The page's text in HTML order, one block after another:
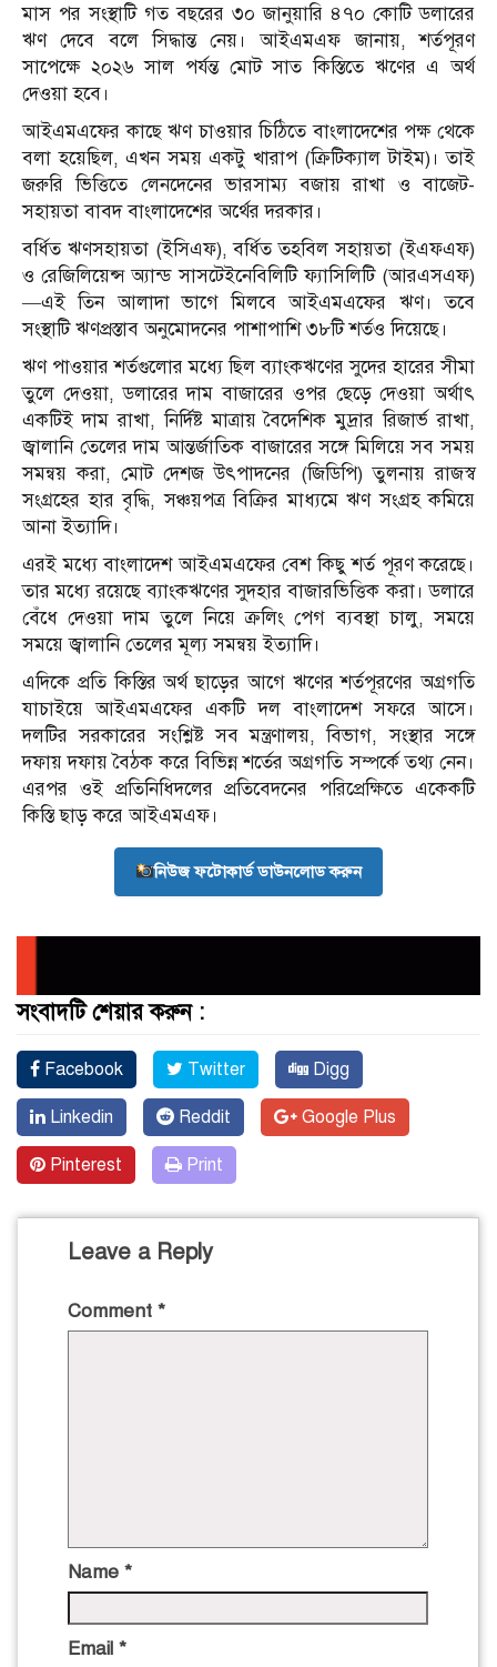
মাস পর সংস্থাটি গত বছরের ৩০ জানুয়ারি ৪৭০ কোটি ডলারের
ঋণ দেবে বলে সিদ্ধান্ত নেয়। আইএমএফ জানায়, শর্তপূরণ
সাপেক্ষে ২০২৬ সাল পর্যন্ত মোট সাত কিস্তিতে ঋণের এ অর্থ
দেওয়া হবে।
আইএমএফের কাছে ঋণ চাওয়ার চিঠিতে বাংলাদেশের পক্ষ থেকে
বলা হয়েছিল, এখন সময় একটু খারাপ (ক্রিটিক্যাল টাইম)। তাই
জরুরি ভিত্তিতে লেনদেনের ভারসাম্য বজায় রাখা ও বাজেট-
সহায়তা বাবদ বাংলাদেশের অর্থের দরকার।
বর্ধিত ঋণসহায়তা (ইসিএফ), বর্ধিত তহবিল সহায়তা (ইএফএফ)
ও রেজিলিয়েন্স অ্যান্ড সাসটেইনেবিলিটি ফ্যাসিলিটি (আরএসএফ)
—এই তিন আলাদা ভাগে মিলবে আইএমএফের ঋণ। তবে
সংস্থাটি ঋণপ্রস্তাব অনুমোদনের পাশাপাশি ৩৮টি শর্তও দিয়েছে।
ঋণ পাওয়ার শর্তগুলোর মধ্যে ছিল ব্যাংকঋণের সুদের হারের সীমা
তুলে দেওয়া, ডলারের দাম বাজারের ওপর ছেড়ে দেওয়া অর্থাৎ
একটিই দাম রাখা, নির্দিষ্ট মাত্রায় বৈদেশিক মুদ্রার রিজার্ভ রাখা,
জ্বালানি তেলের দাম আন্তর্জাতিক বাজারের সঙ্গে মিলিয়ে সব সময়
সমন্বয় করা, মোট দেশজ উৎপাদনের (জিডিপি) তুলনায় রাজস্ব
সংগ্রহের হার বৃদ্ধি, সঞ্চয়পত্র বিক্রির মাধ্যমে ঋণ সংগ্রহ কমিয়ে
আনা ইত্যাদি।
এরই মধ্যে বাংলাদেশ আইএমএফের বেশ কিছু শর্ত পূরণ করেছে।
তার মধ্যে রয়েছে ব্যাংকঋণের সুদহার বাজারভিত্তিক করা। ডলারে
বেঁধে দেওয়া দাম তুলে নিয়ে ক্রলিং পেগ ব্যবস্থা চালু, সময়ে
সময়ে জ্বালানি তেলের মূল্য সমন্বয় ইত্যাদি।
এদিকে প্রতি কিস্তির অর্থ ছাড়ের আগে ঋণের শর্তপূরণের অগ্রগতি
যাচাইয়ে আইএমএফের একটি দল বাংলাদেশ সফরে আসে।
দলটির সরকারের সংশ্লিষ্ট সব মন্ত্রণালয়, বিভাগ, সংস্থার সঙ্গে
দফায় দফায় বৈঠক করে বিভিন্ন শর্তের অগ্রগতি সম্পর্কে তথ্য নেন।
এরপর ওই প্রতিনিধিদলের প্রতিবেদনের পরিপ্রেক্ষিতে একেকটি
কিস্তি ছাড় করে আইএমএফ।
নিউজ ফটোকার্ড ডাউনলোড করুন
সংবাদটি শেয়ার করুন :
Facebook Twitter Digg
Linkedin Reddit Google Plus
Pinterest Print
Leave a Reply
Comment *
Name *
Email *